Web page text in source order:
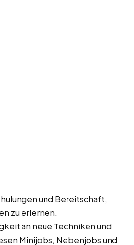
und Bereitschaft,
zu erlernen.
an neue Techniken und
Minijobs, Nebenjobs und